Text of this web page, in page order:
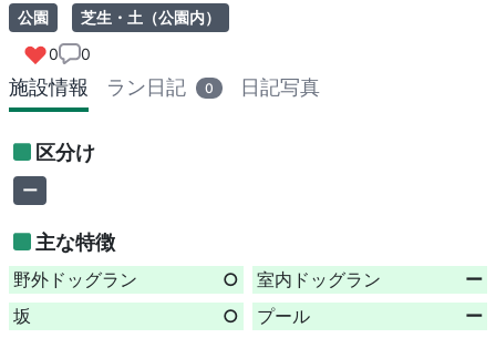
公園
芝生・土（公園内）
0
0
施設情報 ラン日記 0 日記写真
区分け
ー
主な特徴
野外ドッグラン ○ 室内ドッグラン
ー
坂
○ プール
ー